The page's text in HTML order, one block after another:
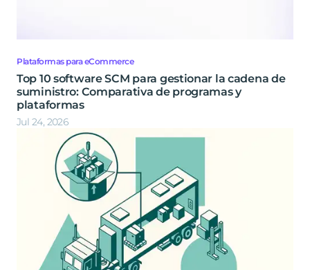
Plataformas para eCommerce
Top 10 software SCM para gestionar la cadena de
suministro: Comparativa de programas y
plataformas
Jul 24, 2026